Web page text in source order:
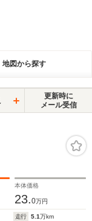
地図から探す
更新時に
メール受信
本体価格
23.0万円
走行 5.1万km